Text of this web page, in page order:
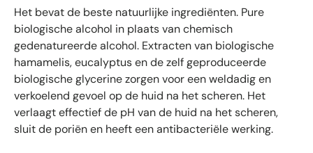
n
g
e
n
m
e
t
g
e
Het bevat de beste natuurlijke ingrediënten. Pure
biologische alcohol in plaats van chemisch
gedenatureerde alcohol. Extracten van biologische
hamamelis, eucalyptus en de zelf geproduceerde
biologische glycerine zorgen voor een weldadig en
verkoelend gevoel op de huid na het scheren. Het
verlaagt effectief de pH van de huid na het scheren,
sluit de poriën en heeft een antibacteriële werking.